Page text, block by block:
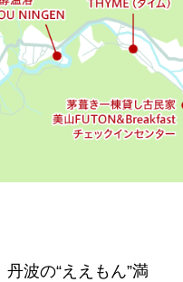
波の“ええもん”満